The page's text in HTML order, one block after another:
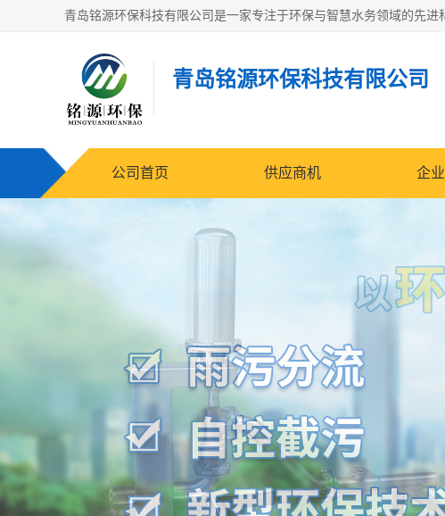
青岛铭源环保科技有限公司
公司首页 供应商机 企